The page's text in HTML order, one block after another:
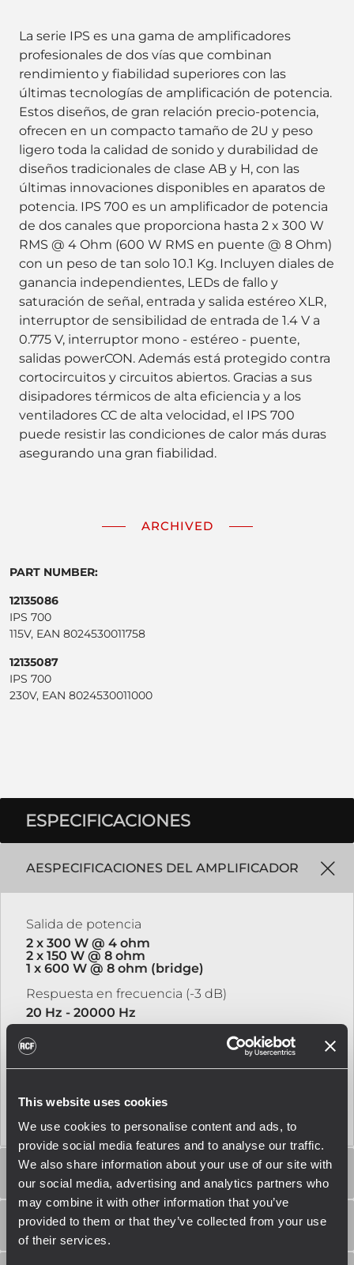
This website uses cookies
We use cookies to personalise content and ads, to
provide social media features and to analyse our traffic.
We also share information about your use of our site with
our social media, advertising and analytics partners who
may combine it with other information that you’ve
provided to them or that they’ve collected from your use
of their services.
La serie IPS es una gama de amplificadores
profesionales de dos vías que combinan
rendimiento y fiabilidad superiores con las
últimas tecnologías de amplificación de potencia.
Estos diseños, de gran relación precio-potencia,
ofrecen en un compacto tamaño de 2U y peso
ligero toda la calidad de sonido y durabilidad de
diseños tradicionales de clase AB y H, con las
últimas innovaciones disponibles en aparatos de
potencia. IPS 700 es un amplificador de potencia
de dos canales que proporciona hasta 2 x 300 W
RMS @ 4 Ohm (600 W RMS en puente @ 8 Ohm)
con un peso de tan solo 10.1 Kg. Incluyen diales de
ganancia independientes, LEDs de fallo y
saturación de señal, entrada y salida estéreo XLR,
interruptor de sensibilidad de entrada de 1.4 V a
0.775 V, interruptor mono - estéreo - puente,
salidas powerCON. Además está protegido contra
cortocircuitos y circuitos abiertos. Gracias a sus
disipadores térmicos de alta eficiencia y a los
ventiladores CC de alta velocidad, el IPS 700
puede resistir las condiciones de calor más duras
asegurando una gran fiabilidad.
ARCHIVED
PART NUMBER:
12135086
IPS 700
115V, EAN 8024530011758
12135087
IPS 700
230V, EAN 8024530011000
ESPECIFICACIONES
AESPECIFICACIONES DEL AMPLIFICADOR
Salida de potencia
2 x 300 W @ 4 ohm
2 x 150 W @ 8 ohm
1 x 600 W @ 8 ohm (bridge)
Respuesta en frecuencia (-3 dB)
20 Hz - 20000 Hz
Diafonía
<75 dB
<0.5 %
SECCIÓN DE ENTRADA
SECCIÓN DE SALIDA